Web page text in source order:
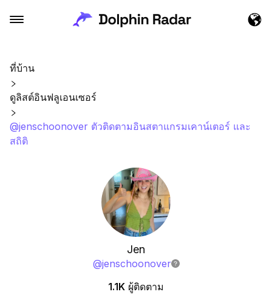
ที่บ้าน
ดูลิสต์อินฟลูเอนเซอร์
@jenschoonover ตัวติดตามอินสตาแกรมเคาน์เตอร์ และ
สถิติ
Jen
@jenschoonover
1.1K ผู้ติดตาม